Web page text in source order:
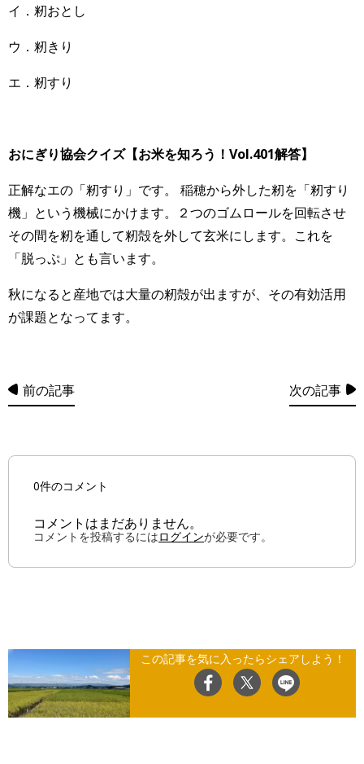
イ．籾おとし
ウ．籾きり
エ．籾すり
おにぎり協会クイズ【お米を知ろう！Vol.401解答】
正解なエの「籾すり」です。 稲穂から外した籾を「籾すり
機」という機械にかけます。２つのゴムロールを回転させ
その間を籾を通して籾殻を外して玄米にします。これを
「脱っぷ」とも言います。
秋になると産地では大量の籾殻が出ますが、その有効活用
が課題となってます。
前の記事 次の記事
0件のコメント
コメントはまだありません。
コメントを投稿するにはログインが必要です。
この記事を気に入ったらシェアしよう！